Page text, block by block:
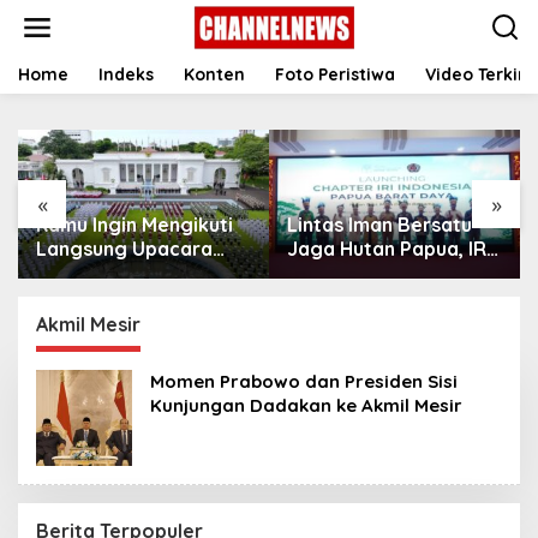
t
Home Indeks Konten Foto Peristiwa Video Terkini
« »
Kamu Ingin Mengikuti
Langsung Upacara
HUT Ke-81
Istana? Ini Link
Pendaftaran Resminya
di Sini
Lintas Iman Bersatu
Jaga Hutan Papua, IRI
Indonesia Resmikan
Akmil Mesir
Momen Prabowo dan Presiden Sisi
Kunjungan Dadakan ke Akmil Mesir
Berita Terpopuler